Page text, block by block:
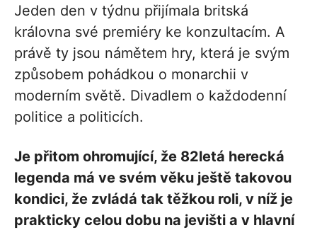
Jeden den v týdnu přijímala britská
královna své premiéry ke konzultacím. A
právě ty jsou námětem hry, která je svým
způsobem pohádkou o monarchii v
moderním světě. Divadlem o každodenní
politice a politicích.
Je přitom ohromující, že 82letá herecká
legenda má ve svém věku ještě takovou
kondici, že zvládá tak těžkou roli, v níž je
prakticky celou dobu na jevišti a v hlavní